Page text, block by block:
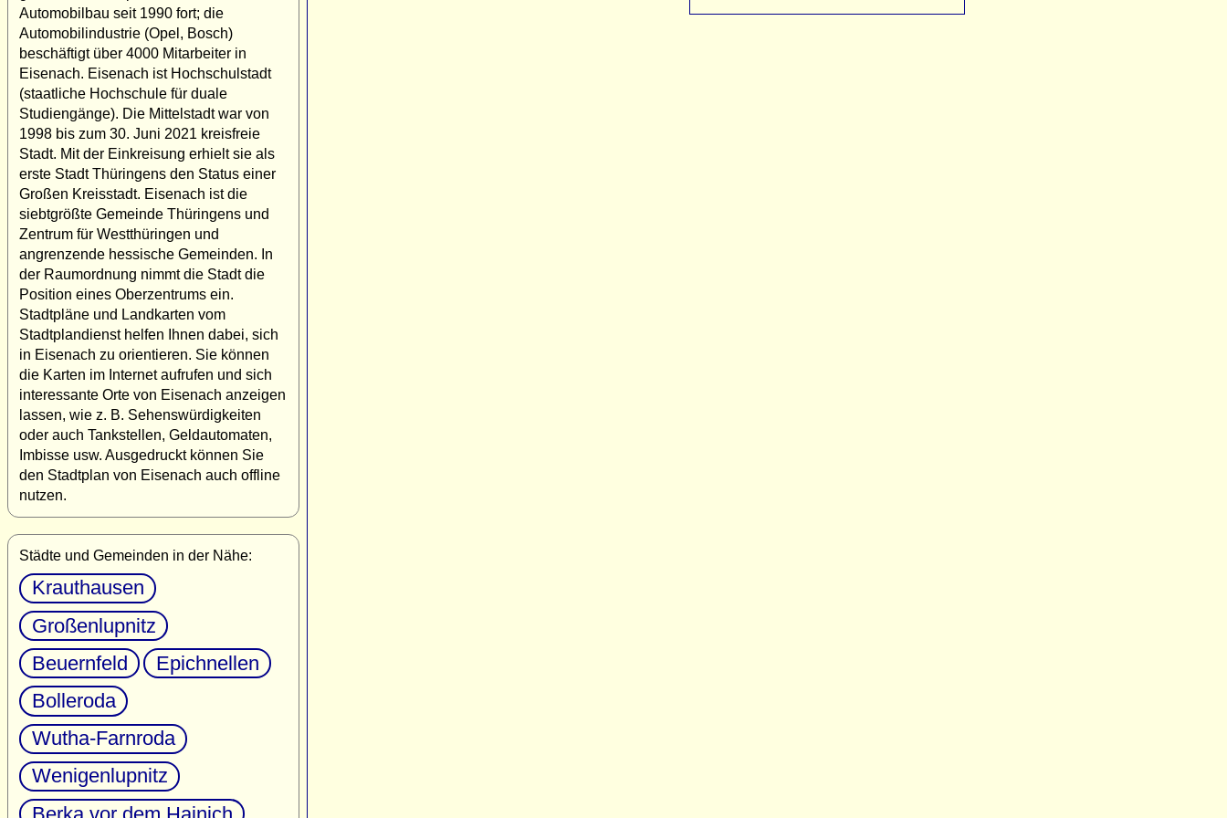
Automobilbau seit 1990 fort; die
Automobilindustrie (Opel, Bosch)
beschäftigt über 4000 Mitarbeiter in
Eisenach. Eisenach ist Hochschulstadt
(staatliche Hochschule für duale
Studiengänge). Die Mittelstadt war von
1998 bis zum 30. Juni 2021 kreisfreie
Stadt. Mit der Einkreisung erhielt sie als
erste Stadt Thüringens den Status einer
Großen Kreisstadt. Eisenach ist die
siebtgrößte Gemeinde Thüringens und
Zentrum für Westthüringen und
angrenzende hessische Gemeinden. In
der Raumordnung nimmt die Stadt die
Position eines Oberzentrums ein.
Stadtpläne und Landkarten vom
Stadtplandienst helfen Ihnen dabei, sich
in Eisenach zu orientieren. Sie können
die Karten im Internet aufrufen und sich
interessante Orte von Eisenach anzeigen
lassen, wie z. B. Sehenswürdigkeiten
oder auch Tankstellen, Geldautomaten,
Imbisse usw. Ausgedruckt können Sie
den Stadtplan von Eisenach auch offline
nutzen.
Städte und Gemeinden in der Nähe:
Krauthausen
Großenlupnitz
Beuernfeld
Epichnellen
Bolleroda
Wutha-Farnroda
Wenigenlupnitz